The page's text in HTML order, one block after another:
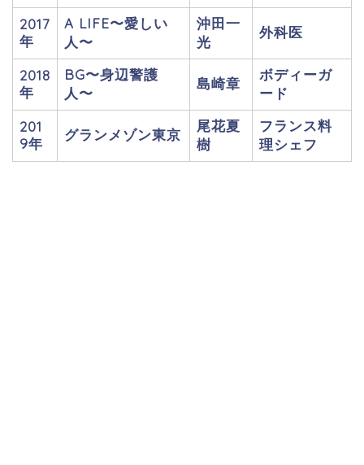
2017
年
A LIFE〜愛しい
人〜
沖田一
光
外科医
2018
年
BG〜身辺警護
人〜
島崎章
ボディーガ
ード
201
9年
グランメゾン東京
尾花夏
樹
フランス料
理シェフ